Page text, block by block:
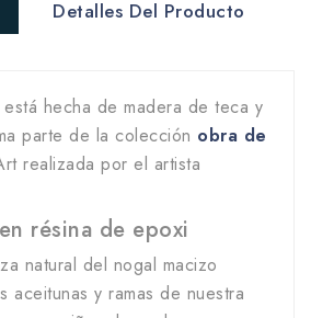
Detalles Del Producto
hecha de madera de teca y
parte de la colección obra de
realizada por el artista
résina de epoxi
natural del nogal macizo
aceitunas y ramas de nuestra